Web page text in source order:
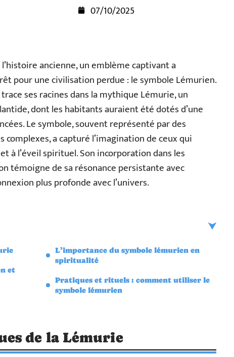
07/10/2025
ancienne, un emblème captivant a
pour une civilisation perdue : le symbole Lémurien.
ses racines dans la mythique Lémurie, un
dont les habitants auraient été dotés d’une
Le symbole, souvent représenté par des
a capturé l’imagination de ceux qui
à l’éveil spirituel. Son incorporation dans les
témoigne de sa résonance persistante avec
plus profonde avec l’univers.
et
L’importance du symbole lémurien en
spiritualité
Pratiques et rituels : comment utiliser le
symbole lémurien
de la Lémurie